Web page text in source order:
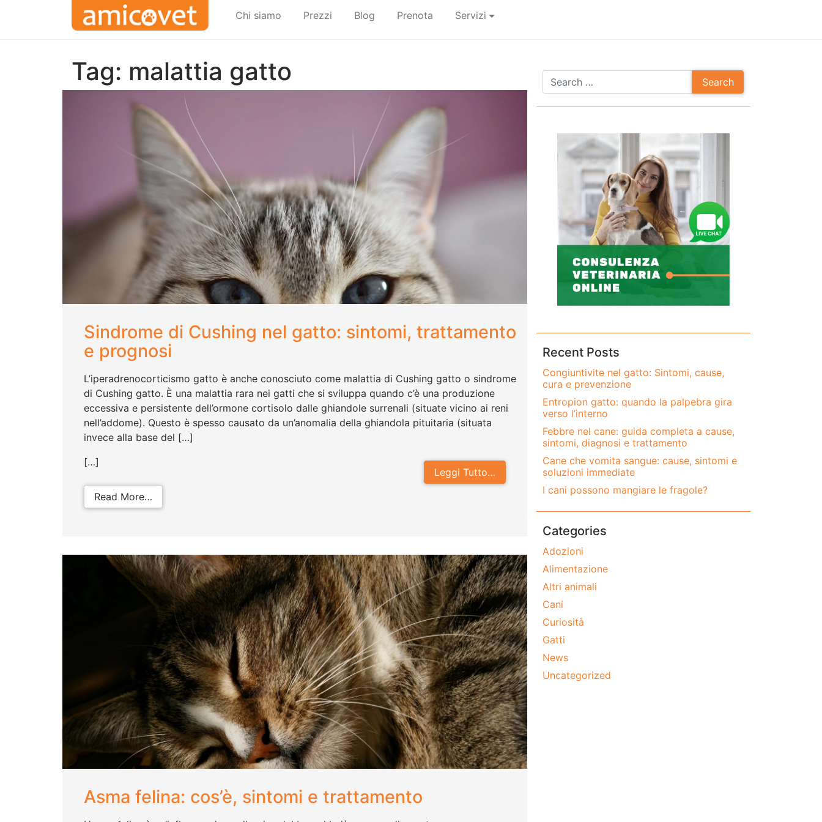
Chi siamo Prezzi Blog Prenota Servizi
Tag: malattia gatto
Sindrome di Cushing nel gatto: sintomi, trattamento
e prognosi
L’iperadrenocorticismo gatto è anche conosciuto come malattia di Cushing gatto o sindrome
di Cushing gatto. È una malattia rara nei gatti che si sviluppa quando c’è una produzione
eccessiva e persistente dell’ormone cortisolo dalle ghiandole surrenali (situate vicino ai reni
nell’addome). Questo è spesso causato da un’anomalia della ghiandola pituitaria (situata
invece alla base del […]
Leggi Tutto…
[…]
Read More…
Asma felina: cos’è, sintomi e trattamento
Recent Posts
Congiuntivite nel gatto: Sintomi, cause,
cura e prevenzione
Entropion gatto: quando la palpebra gira
verso l’interno
Febbre nel cane: guida completa a cause,
sintomi, diagnosi e trattamento
Cane che vomita sangue: cause, sintomi e
soluzioni immediate
I cani possono mangiare le fragole?
Categories
Adozioni
Alimentazione
Altri animali
Cani
Curiosità
Gatti
News
Uncategorized